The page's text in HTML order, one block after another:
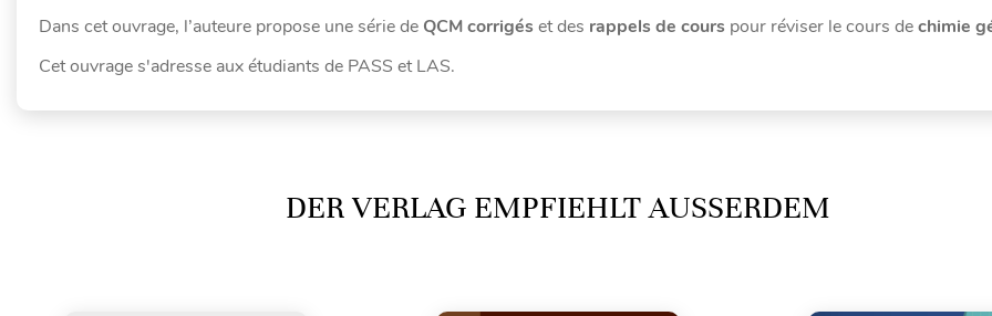
Dans cet ouvrage, l’auteure propose une série de QCM corrigés et des rappels de cours pour réviser le cours dechimie
Cet ouvrage s'adresse aux étudiants de PASS et LAS.
DER VERLAG EMPFIEHLT AUSSERDEM